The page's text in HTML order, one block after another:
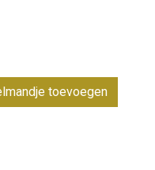
toevoegen